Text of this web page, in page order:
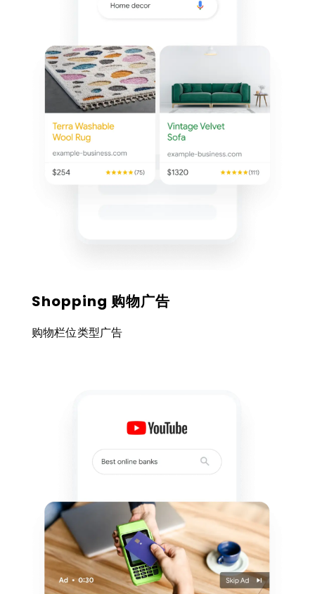
Shopping 购物广告
购物栏位类型广告